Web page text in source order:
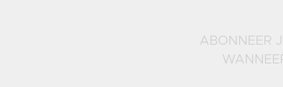
ABONNEER